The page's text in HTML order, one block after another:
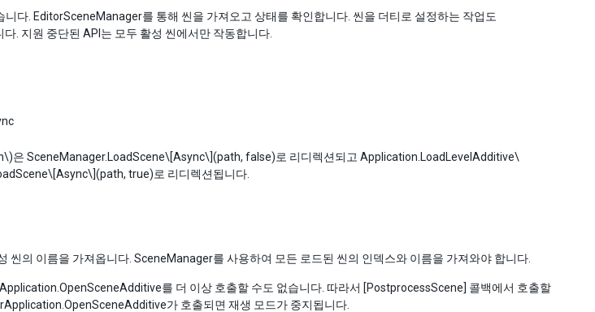
다. EditorSceneManager를 통해 씬을 가져오고 상태를 확인합니다. 씬을 더티로 설정하는 작업도
. 지원 중단된 API는 모두 활성 씬에서만 작동합니다.
은 SceneManager.LoadScene\[Async\](path, false)로 리디렉션되고 Application.LoadLevelAdditive\
\[Async\](path, true)로 리디렉션됩니다.
씬의 이름을 가져옵니다. SceneManager를 사용하여 모든 로드된 씬의 인덱스와 이름을 가져와야 합니다.
를 더 이상 호출할 수도 없습니다. 따라서 [PostprocessScene] 콜백에서 호출할
가 호출되면 재생 모드가 중지됩니다.